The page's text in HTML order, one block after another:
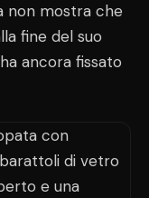
non mostra che
fine del suo
ancora fissato